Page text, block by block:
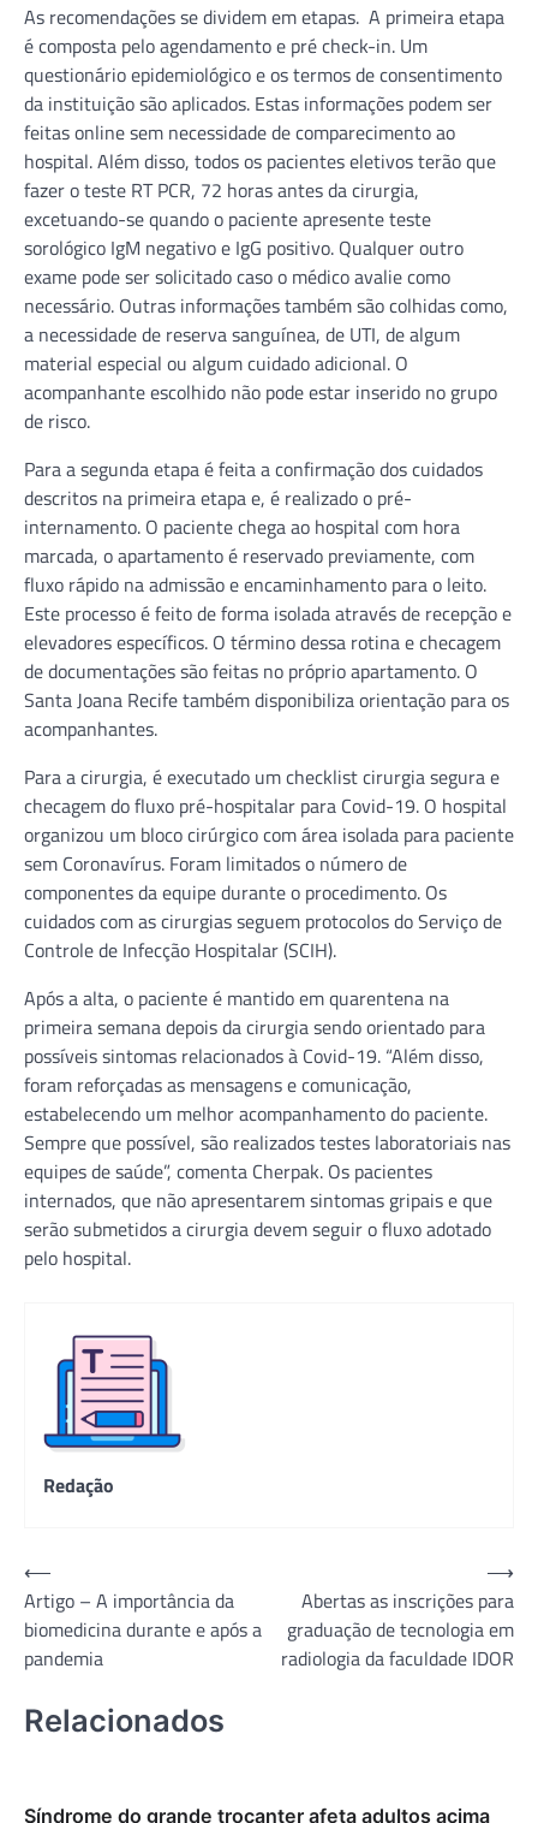
As recomendações se dividem em etapas. A primeira etapa
é composta pelo agendamento e pré check-in. Um
questionário epidemiológico e os termos de consentimento
da instituição são aplicados. Estas informações podem ser
feitas online sem necessidade de comparecimento ao
hospital. Além disso, todos os pacientes eletivos terão que
fazer o teste RT PCR, 72 horas antes da cirurgia,
excetuando-se quando o paciente apresente teste
sorológico IgM negativo e IgG positivo. Qualquer outro
exame pode ser solicitado caso o médico avalie como
necessário. Outras informações também são colhidas como,
a necessidade de reserva sanguínea, de UTI, de algum
material especial ou algum cuidado adicional. O
acompanhante escolhido não pode estar inserido no grupo
de risco.
Para a segunda etapa é feita a confirmação dos cuidados
descritos na primeira etapa e, é realizado o pré-
internamento. O paciente chega ao hospital com hora
marcada, o apartamento é reservado previamente, com
fluxo rápido na admissão e encaminhamento para o leito.
Este processo é feito de forma isolada através de recepção e
elevadores específicos. O término dessa rotina e checagem
de documentações são feitas no próprio apartamento. O
Santa Joana Recife também disponibiliza orientação para os
acompanhantes.
Para a cirurgia, é executado um checklist cirurgia segura e
checagem do fluxo pré-hospitalar para Covid-19. O hospital
organizou um bloco cirúrgico com área isolada para paciente
sem Coronavírus. Foram limitados o número de
componentes da equipe durante o procedimento. Os
cuidados com as cirurgias seguem protocolos do Serviço de
Controle de Infecção Hospitalar (SCIH).
Após a alta, o paciente é mantido em quarentena na
primeira semana depois da cirurgia sendo orientado para
possíveis sintomas relacionados à Covid-19. “Além disso,
foram reforçadas as mensagens e comunicação,
estabelecendo um melhor acompanhamento do paciente.
Sempre que possível, são realizados testes laboratoriais nas
equipes de saúde”, comenta Cherpak. Os pacientes
internados, que não apresentarem sintomas gripais e que
serão submetidos a cirurgia devem seguir o fluxo adotado
pelo hospital.
Redação
Navegação
de
Post
⟵
Artigo – A importância da
biomedicina durante e após a
pandemia
Abertas as inscrições para
graduação de tecnologia em
radiologia da faculdade IDOR
⟶
Relacionados
Síndrome do grande trocanter afeta adultos acima